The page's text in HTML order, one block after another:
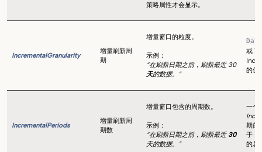
策略属性才会显示。
IncrementalGranularity
增量刷新周
期
增量窗口的粒度。
示例：
“在刷新日期之前，刷新最近 30
天的数据。”
Day
或
的值
IncrementalPeriods
增量刷新周
期数
增量窗口包含的周期数。
示例：
“在刷新日期之前，刷新最近 30
天的数据。”
一个
期的
于
的总